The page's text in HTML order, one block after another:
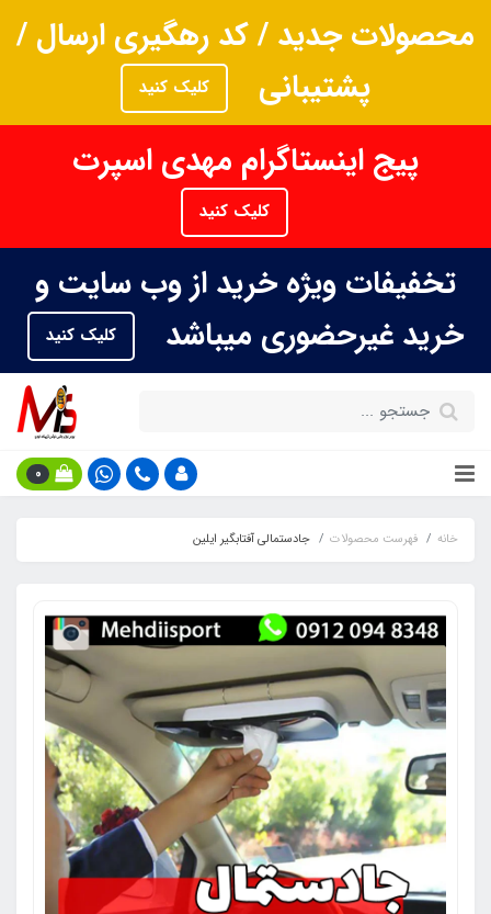
محصولات جدید / کد رهگیری ارسال /
پشتیبانی
کلیک کنید
پیج اینستاگرام مهدی اسپرت
کلیک کنید
تخفیفات ویژه خرید از وب سایت و
خرید غیرحضوری میباشد
کلیک کنید
0
خانه فهرست محصولات جادستمالی آفتابگیر ایلین